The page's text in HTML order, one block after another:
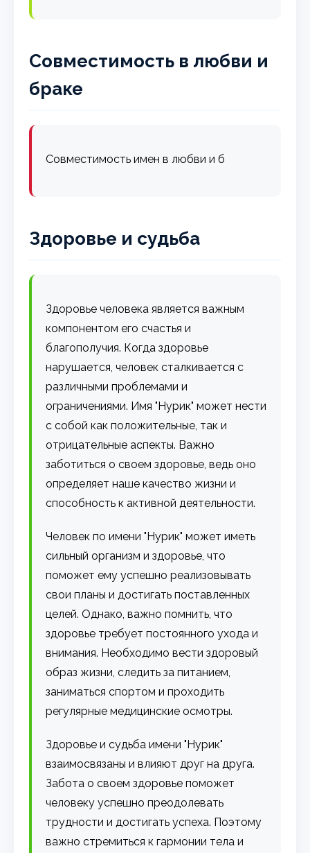
Совместимость в любви и
браке
Совместимость имен в любви и б
Здоровье и судьба
Здоровье человека является важным
компонентом его счастья и
благополучия. Когда здоровье
нарушается, человек сталкивается с
различными проблемами и
ограничениями. Имя "Нурик" может нести
с собой как положительные, так и
отрицательные аспекты. Важно
заботиться о своем здоровье, ведь оно
определяет наше качество жизни и
способность к активной деятельности.
Человек по имени "Нурик" может иметь
сильный организм и здоровье, что
поможет ему успешно реализовывать
свои планы и достигать поставленных
целей. Однако, важно помнить, что
здоровье требует постоянного ухода и
внимания. Необходимо вести здоровый
образ жизни, следить за питанием,
заниматься спортом и проходить
регулярные медицинские осмотры.
Здоровье и судьба имени "Нурик"
взаимосвязаны и влияют друг на друга.
Забота о своем здоровье поможет
человеку успешно преодолевать
трудности и достигать успеха. Поэтому
важно стремиться к гармонии тела и